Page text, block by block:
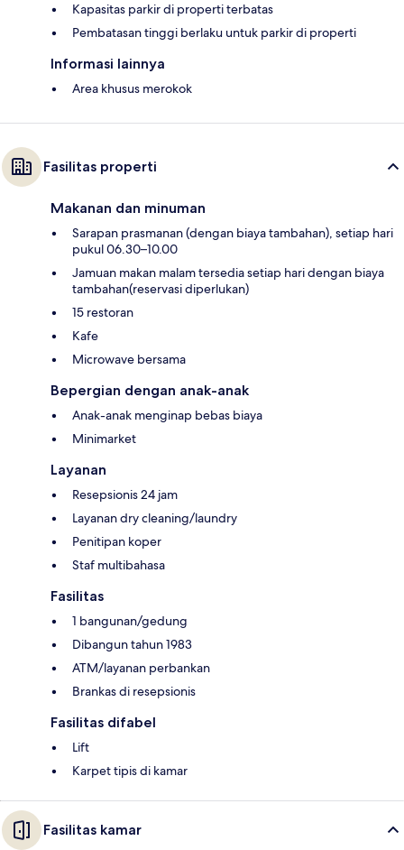
Kapasitas parkir di properti terbatas
Pembatasan tinggi berlaku untuk parkir di properti
Informasi lainnya
Area khusus merokok
Fasilitas properti
Makanan dan minuman
Sarapan prasmanan (dengan biaya tambahan), setiap hari
pukul 06.30–10.00
Jamuan makan malam tersedia setiap hari dengan biaya
tambahan(reservasi diperlukan)
15 restoran
Kafe
Microwave bersama
Bepergian dengan anak-anak
Anak-anak menginap bebas biaya
Minimarket
Layanan
Resepsionis 24 jam
Layanan dry cleaning/laundry
Penitipan koper
Staf multibahasa
Fasilitas
1 bangunan/gedung
Dibangun tahun 1983
ATM/layanan perbankan
Brankas di resepsionis
Fasilitas difabel
Lift
Karpet tipis di kamar
Fasilitas kamar